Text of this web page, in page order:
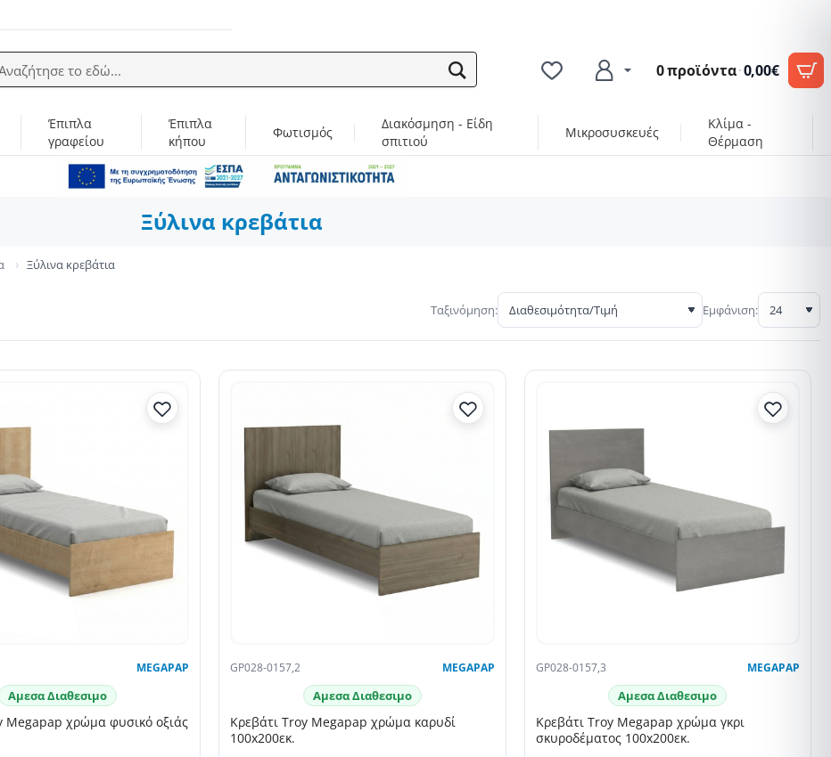
το εδώ... 0 προϊόντα·0,00€
Έπιπλα
γραφείου
Έπιπλα
κήπου
Φωτισμός
Διακόσμηση - Είδη
σπιτιού
Μικροσυσκευές
Κλίμα -
Θέρμαση
Ξύλινα κρεβάτια
Ξύλινα κρεβάτια
Ταξινόμηση: Εμφάνιση:
MEGAPAP
Αμεσα Διαθεσιμο
Megapap χρώμα φυσικό οξιάς
GP028-0157,2 MEGAPAP
Αμεσα Διαθεσιμο
Κρεβάτι Troy Megapap χρώμα καρυδί
100x200εκ.
GP028-0157,3 MEGAPAP
Αμεσα Διαθεσιμο
Κρεβάτι Troy Megapap χρώμα γκρι
σκυροδέματος 100x200εκ.